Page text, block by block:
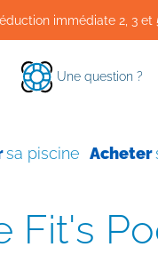
immédiate 2, 3
Une question ?
sa piscine Acheter
Fit's